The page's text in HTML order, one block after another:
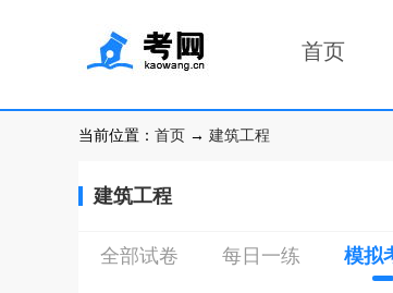
首页
当前位置： 首页 → 建筑工程
建筑工程
全部试卷 每日一练 模拟